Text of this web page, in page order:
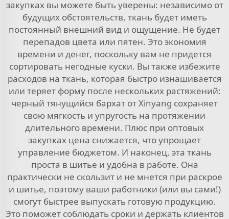
закупках вы можете быть уверены: независимо от
будущих обстоятельств, ткань будет иметь
постоянный внешний вид и ощущение. Не будет
перепадов цвета или пятен. Это экономия
времени и денег, поскольку вам не придется
сортировать негодные куски. Вы также избежите
расходов на ткань, которая быстро изнашивается
или теряет форму после нескольких растяжений:
черный тянущийся бархат от Xinyang сохраняет
свою мягкость и упругость на протяжении
длительного времени. Плюс при оптовых
закупках цена снижается, что упрощает
управление бюджетом. И наконец, эта ткань
проста в шитье и удобна в работе. Она
практически не скользит и не мнется при раскрое
и шитье, поэтому ваши работники (или вы сами!)
смогут быстрее выпускать готовую продукцию.
Это поможет соблюдать сроки и держать клиентов